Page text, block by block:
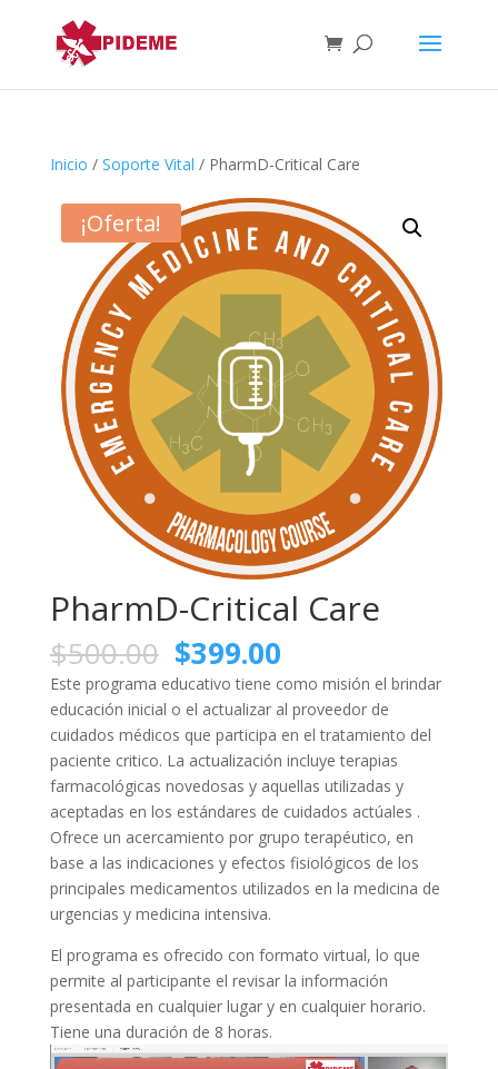
Inicio / Soporte Vital / PharmD-Critical Care
¡Oferta!
PharmD-Critical Care
$500.00 El
precio
original
era:
$500.00.
$399.00El
precio
actual
es:
$399.00.
Este programa educativo tiene como misión el brindar
educación inicial o el actualizar al proveedor de
cuidados médicos que participa en el tratamiento del
paciente critico. La actualización incluye terapias
farmacológicas novedosas y aquellas utilizadas y
aceptadas en los estándares de cuidados actúales .
Ofrece un acercamiento por grupo terapéutico, en
base a las indicaciones y efectos fisiológicos de los
principales medicamentos utilizados en la medicina de
urgencias y medicina intensiva.
El programa es ofrecido con formato virtual, lo que
permite al participante el revisar la información
presentada en cualquier lugar y en cualquier horario.
Tiene una duración de 8 horas.
Reproductor